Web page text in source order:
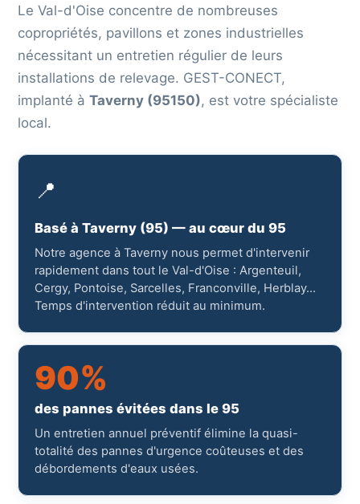
Le Val-d'Oise concentre de nombreuses
copropriétés, pavillons et zones industrielles
nécessitant un entretien régulier de leurs
installations de relevage. GEST-CONECT,
implanté à Taverny (95150), est votre spécialiste
local.
📍
Basé à Taverny (95) — au cœur du 95
Notre agence à Taverny nous permet d'intervenir
rapidement dans tout le Val-d'Oise : Argenteuil,
Cergy, Pontoise, Sarcelles, Franconville, Herblay…
Temps d'intervention réduit au minimum.
90%
des pannes évitées dans le 95
Un entretien annuel préventif élimine la quasi-
totalité des pannes d'urgence coûteuses et des
débordements d'eaux usées.